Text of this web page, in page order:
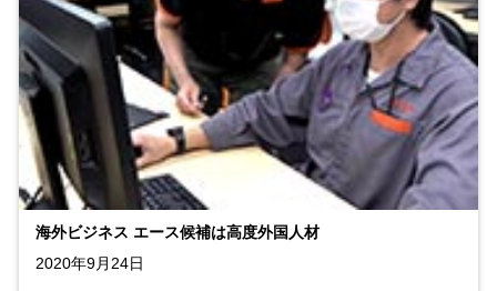
海外ビジネス エース候補は高度外国人材
2020年9月24日